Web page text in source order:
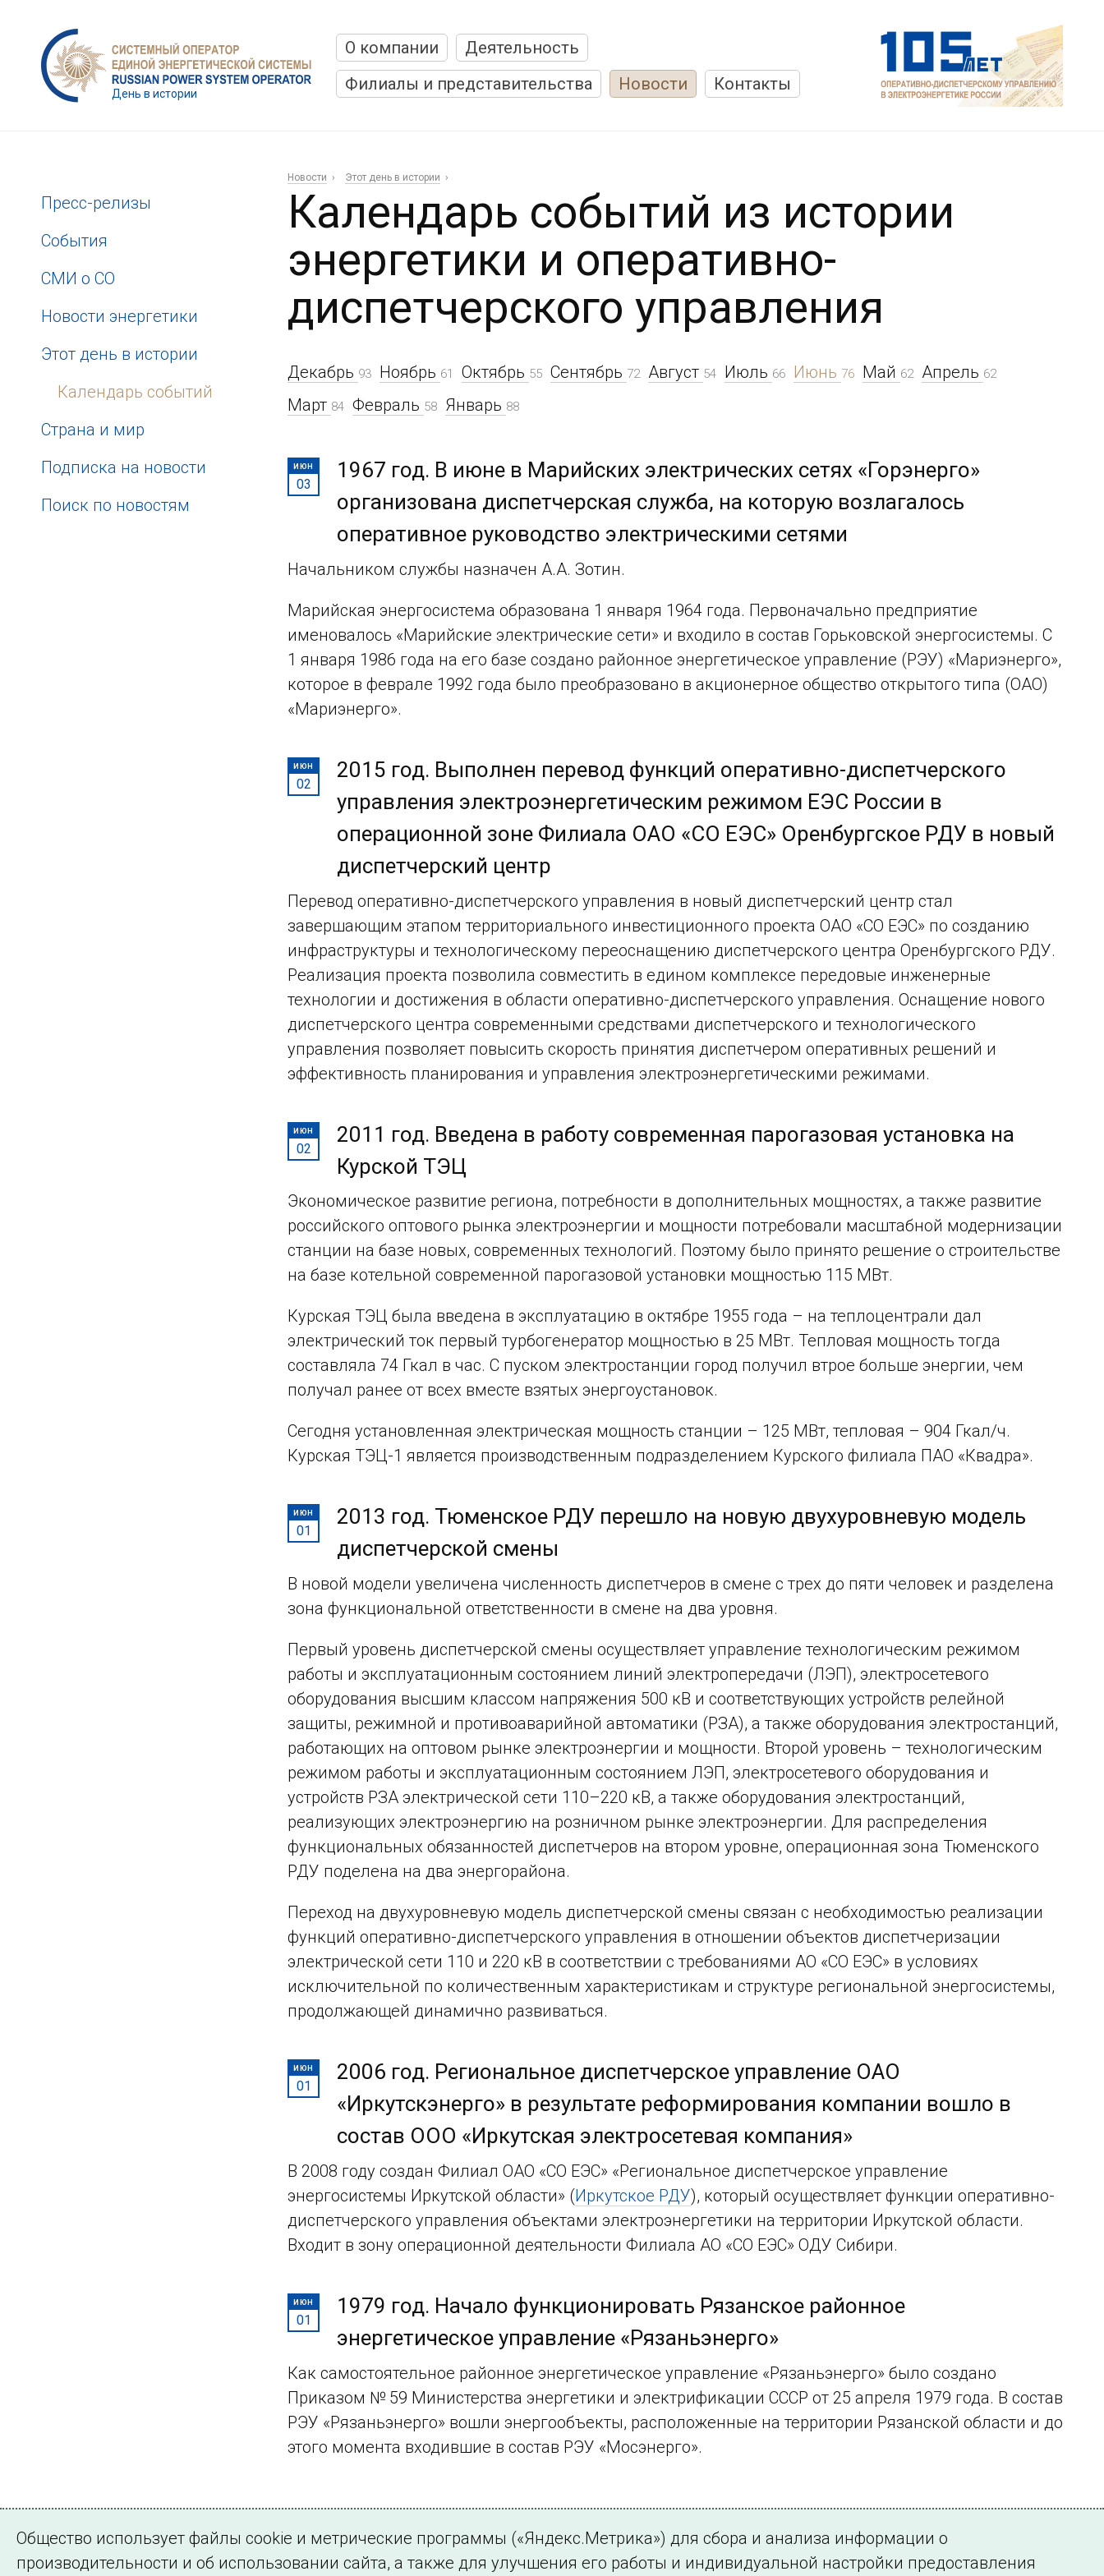
День в истории
О компании
Деятельность
Филиалы и представительства
Новости Контакты
Пресс-релизы
События
СМИ о СО
Новости энергетики
Этот день в истории
Календарь событий
Страна и мир
Подписка на новости
Поиск по новостям
Новости Этот день в истории
Календарь событий из истории
энергетики и оперативно-
диспетчерского управления
Декабрь 93 Ноябрь 61 Октябрь 55 Сентябрь 72 Август 54 Июль 66 Июнь 76 Май 62 Апрель 62
Март 84 Февраль 58 Январь 88
ИЮН
03
1967 год. В июне в Марийских электрических сетях «Горэнерго»
организована диспетчерская служба, на которую возлагалось
оперативное руководство электрическими сетями
Начальником службы назначен А.А. Зотин.
Марийская энергосистема образована 1 января 1964 года. Первоначально предприятие
именовалось «Марийские электрические сети» и входило в состав Горьковской энергосистемы. С
1 января 1986 года на его базе создано районное энергетическое управление (РЭУ) «Мариэнерго»,
которое в феврале 1992 года было преобразовано в акционерное общество открытого типа (ОАО)
«Мариэнерго».
ИЮН
02
2015 год. Выполнен перевод функций оперативно-диспетчерского
управления электроэнергетическим режимом ЕЭС России в
операционной зоне Филиала ОАО «СО ЕЭС» Оренбургское РДУ в новый
диспетчерский центр
Перевод оперативно-диспетчерского управления в новый диспетчерский центр стал
завершающим этапом территориального инвестиционного проекта ОАО «СО ЕЭС» по созданию
инфраструктуры и технологическому переоснащению диспетчерского центра Оренбургского РДУ.
Реализация проекта позволила совместить в едином комплексе передовые инженерные
технологии и достижения в области оперативно-диспетчерского управления. Оснащение нового
диспетчерского центра современными средствами диспетчерского и технологического
управления позволяет повысить скорость принятия диспетчером оперативных решений и
эффективность планирования и управления электроэнергетическими режимами.
ИЮН
02
2011 год. Введена в работу современная парогазовая установка на
Курской ТЭЦ
Экономическое развитие региона, потребности в дополнительных мощностях, а также развитие
российского оптового рынка электроэнергии и мощности потребовали масштабной модернизации
станции на базе новых, современных технологий. Поэтому было принято решение о строительстве
на базе котельной современной парогазовой установки мощностью 115 МВт.
Курская ТЭЦ была введена в эксплуатацию в октябре 1955 года – на теплоцентрали дал
электрический ток первый турбогенератор мощностью в 25 МВт. Тепловая мощность тогда
составляла 74 Гкал в час. С пуском электростанции город получил втрое больше энергии, чем
получал ранее от всех вместе взятых энергоустановок.
Сегодня установленная электрическая мощность станции – 125 МВт, тепловая – 904 Гкал/ч.
Курская ТЭЦ-1 является производственным подразделением Курского филиала ПАО «Квадра».
ИЮН
01
2013 год. Тюменское РДУ перешло на новую двухуровневую модель
диспетчерской смены
В новой модели увеличена численность диспетчеров в смене с трех до пяти человек и разделена
зона функциональной ответственности в смене на два уровня.
Первый уровень диспетчерской смены осуществляет управление технологическим режимом
работы и эксплуатационным состоянием линий электропередачи (ЛЭП), электросетевого
оборудования высшим классом напряжения 500 кВ и соответствующих устройств релейной
защиты, режимной и противоаварийной автоматики (РЗА), а также оборудования электростанций,
работающих на оптовом рынке электроэнергии и мощности. Второй уровень – технологическим
режимом работы и эксплуатационным состоянием ЛЭП, электросетевого оборудования и
устройств РЗА электрической сети 110–220 кВ, а также оборудования электростанций,
реализующих электроэнергию на розничном рынке электроэнергии. Для распределения
функциональных обязанностей диспетчеров на втором уровне, операционная зона Тюменского
РДУ поделена на два энергорайона.
Переход на двухуровневую модель диспетчерской смены связан с необходимостью реализации
функций оперативно-диспетчерского управления в отношении объектов диспетчеризации
электрической сети 110 и 220 кВ в соответствии с требованиями АО «СО ЕЭС» в условиях
исключительной по количественным характеристикам и структуре региональной энергосистемы,
продолжающей динамично развиваться.
ИЮН
01
2006 год. Региональное диспетчерское управление ОАО
«Иркутскэнерго» в результате реформирования компании вошло в
состав ООО «Иркутская электросетевая компания»
В 2008 году создан Филиал ОАО «СО ЕЭС» «Региональное диспетчерское управление
энергосистемы Иркутской области» (Иркутское РДУ), который осуществляет функции оперативно-
диспетчерского управления объектами электроэнергетики на территории Иркутской области.
Входит в зону операционной деятельности Филиала АО «СО ЕЭС» ОДУ Сибири.
ИЮН
01
1979 год. Начало функционировать Рязанское районное
энергетическое управление «Рязаньэнерго»
Как самостоятельное районное энергетическое управление «Рязаньэнерго» было создано
Приказом № 59 Министерства энергетики и электрификации СССР от 25 апреля 1979 года. В состав
РЭУ «Рязаньэнерго» вошли энергообъекты, расположенные на территории Рязанской области и до
этого момента входившие в состав РЭУ «Мосэнерго».
Страница 8 из 8.
Назад 1 … 6 7 8
Общество использует файлы cookie и метрические программы («Яндекс.Метрика») для сбора и анализа информации о
производительности и об использовании сайта, а также для улучшения его работы и индивидуальной настройки предоставления